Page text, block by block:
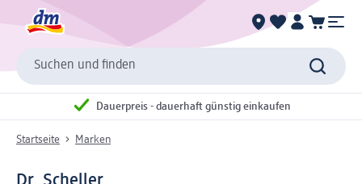
Suchen und finden
Dauerpreis - dauerhaft günstig einkaufen
Startseite Marken